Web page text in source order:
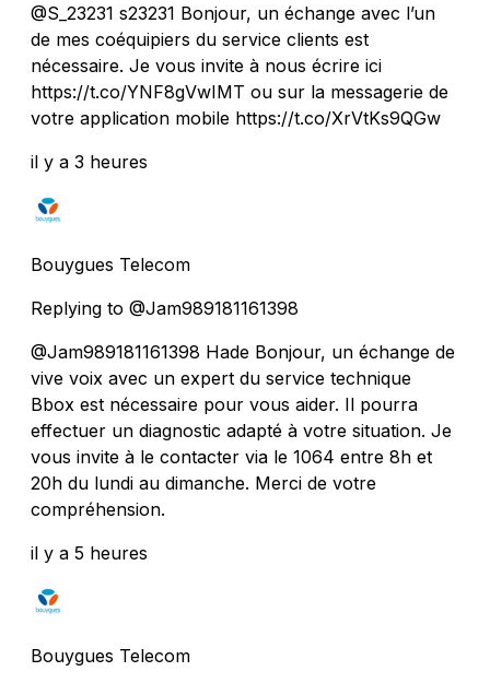
@S_23231 s23231 Bonjour, un échange avec l’un
de mes coéquipiers du service clients est
nécessaire. Je vous invite à nous écrire ici
https://t.co/YNF8gVwIMT ou sur la messagerie de
votre application mobile https://t.co/XrVtKs9QGw
il y a 3 heures
Bouygues Telecom
Replying to @Jam989181161398
@Jam989181161398 Hade Bonjour, un échange de
vive voix avec un expert du service technique
Bbox est nécessaire pour vous aider. Il pourra
effectuer un diagnostic adapté à votre situation. Je
vous invite à le contacter via le 1064 entre 8h et
20h du lundi au dimanche. Merci de votre
compréhension.
il y a 5 heures
Bouygues Telecom